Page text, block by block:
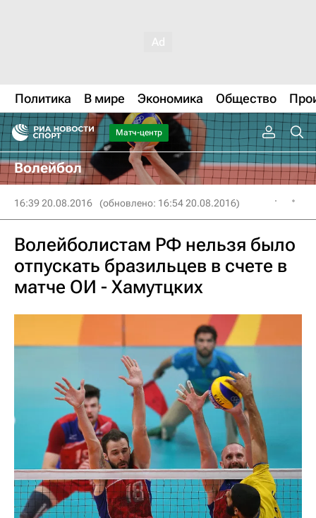
Политика В мире Экономика Общество
Матч-центр
Волейбол
16:39 20.08.2016 (обновлено: 16:54 20.08.2016)
Волейболистам РФ нельзя было
отпускать бразильцев в счете в
матче ОИ - Хамутцких